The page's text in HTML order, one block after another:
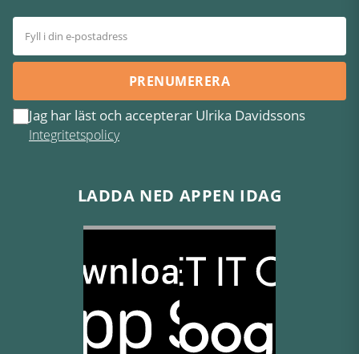
PRENUMERERA
Jag har läst och accepterar Ulrika Davidssons
Integritetspolicy
LADDA NED APPEN IDAG